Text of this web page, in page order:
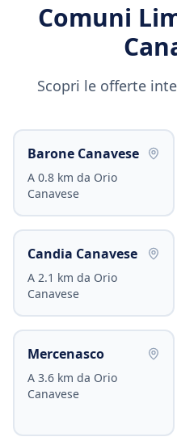
Comuni
Scopri le offerte
Barone Canavese
A 0.8 km da Orio
Canavese
Candia Canavese
A 2.1 km da Orio
Canavese
Mercenasco
A 3.6 km da Orio
Canavese